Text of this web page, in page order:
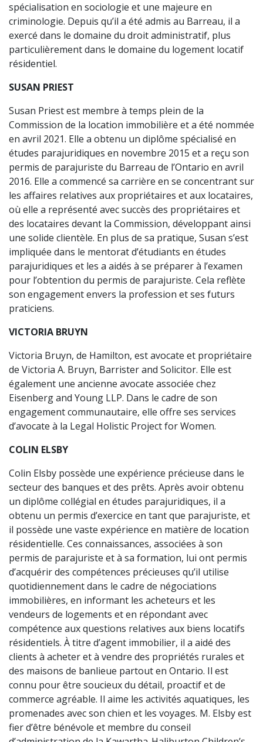
spécialisation en sociologie et une majeure en
criminologie. Depuis qu’il a été admis au Barreau, il a
exercé dans le domaine du droit administratif, plus
particulièrement dans le domaine du logement locatif
résidentiel.
SUSAN PRIEST
Susan Priest est membre à temps plein de la
Commission de la location immobilière et a été nommée
en avril 2021. Elle a obtenu un diplôme spécialisé en
études parajuridiques en novembre 2015 et a reçu son
permis de parajuriste du Barreau de l’Ontario en avril
2016. Elle a commencé sa carrière en se concentrant sur
les affaires relatives aux propriétaires et aux locataires,
où elle a représenté avec succès des propriétaires et
des locataires devant la Commission, développant ainsi
une solide clientèle. En plus de sa pratique, Susan s’est
impliquée dans le mentorat d’étudiants en études
parajuridiques et les a aidés à se préparer à l’examen
pour l’obtention du permis de parajuriste. Cela reflète
son engagement envers la profession et ses futurs
praticiens.
VICTORIA BRUYN
Victoria Bruyn, de Hamilton, est avocate et propriétaire
de Victoria A. Bruyn, Barrister and Solicitor. Elle est
également une ancienne avocate associée chez
Eisenberg and Young LLP. Dans le cadre de son
engagement communautaire, elle offre ses services
d’avocate à la Legal Holistic Project for Women.
COLIN ELSBY
Colin Elsby possède une expérience précieuse dans le
secteur des banques et des prêts. Après avoir obtenu
un diplôme collégial en études parajuridiques, il a
obtenu un permis d’exercice en tant que parajuriste, et
il possède une vaste expérience en matière de location
résidentielle. Ces connaissances, associées à son
permis de parajuriste et à sa formation, lui ont permis
d’acquérir des compétences précieuses qu’il utilise
quotidiennement dans le cadre de négociations
immobilières, en informant les acheteurs et les
vendeurs de logements et en répondant avec
compétence aux questions relatives aux biens locatifs
résidentiels. À titre d’agent immobilier, il a aidé des
clients à acheter et à vendre des propriétés rurales et
des maisons de banlieue partout en Ontario. Il est
connu pour être soucieux du détail, proactif et de
commerce agréable. Il aime les activités aquatiques, les
promenades avec son chien et les voyages. M. Elsby est
fier d’être bénévole et membre du conseil